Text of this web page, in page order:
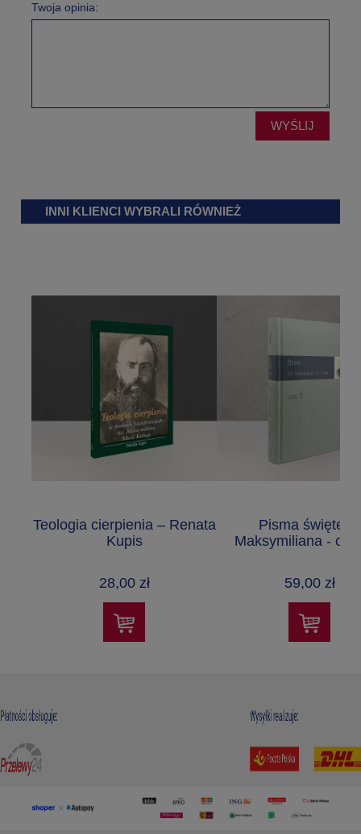
Twoja opinia:
WYŚLIJ
INNI KLIENCI WYBRALI RÓWNIEŻ
Teologia cierpienia – Renata
Kupis
28,00 zł
Pisma świętego
Maksymiliana -
59,00 zł